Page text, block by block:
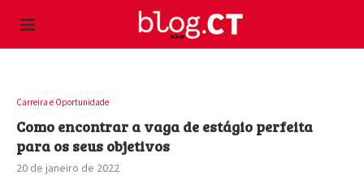
Carreira e Oportunidade
Como encontrar a vaga de estágio perfeita
para os seus objetivos
20 de janeiro de 2022